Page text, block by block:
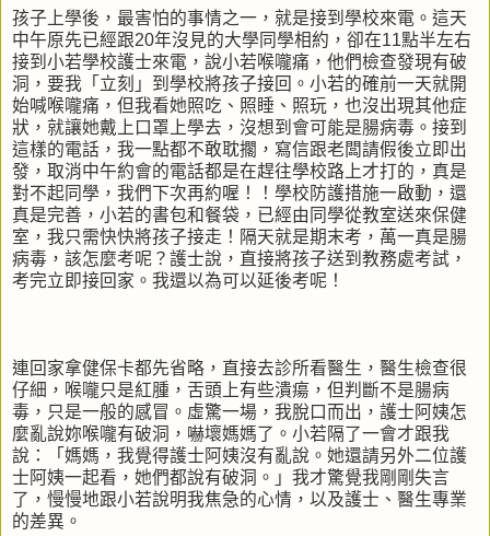
孩子上學後，最害怕的事情之一，就是接到學校來電。這天
中午原先已經跟20年沒見的大學同學相約，卻在11點半左右
接到小若學校護士來電，說小若喉嚨痛，他們檢查發現有破
洞，要我「立刻」到學校將孩子接回。小若的確前一天就開
始喊喉嚨痛，但我看她照吃、照睡、照玩，也沒出現其他症
狀，就讓她戴上口罩上學去，沒想到會可能是腸病毒。接到
這樣的電話，我一點都不敢耽擱，寫信跟老闆請假後立即出
發，取消中午約會的電話都是在趕往學校路上才打的，真是
對不起同學，我們下次再約喔！！學校防護措施一啟動，還
真是完善，小若的書包和餐袋，已經由同學從教室送來保健
室，我只需快快將孩子接走！隔天就是期末考，萬一真是腸
病毒，該怎麼考呢？護士說，直接將孩子送到教務處考試，
考完立即接回家。我還以為可以延後考呢！
連回家拿健保卡都先省略，直接去診所看醫生，醫生檢查很
仔細，喉嚨只是紅腫，舌頭上有些潰瘍，但判斷不是腸病
毒，只是一般的感冒。虛驚一場，我脫口而出，護士阿姨怎
麼亂說妳喉嚨有破洞，嚇壞媽媽了。小若隔了一會才跟我
說：「媽媽，我覺得護士阿姨沒有亂說。她還請另外二位護
士阿姨一起看，她們都說有破洞。」我才驚覺我剛剛失言
了，慢慢地跟小若說明我焦急的心情，以及護士、醫生專業
的差異。